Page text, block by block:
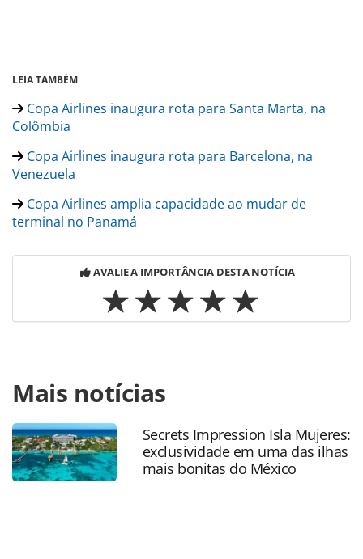
LEIA TAMBÉM
Copa Airlines inaugura rota para Santa Marta, na
Colômbia
Copa Airlines inaugura rota para Barcelona, na
Venezuela
Copa Airlines amplia capacidade ao mudar de
terminal no Panamá
AVALIE A IMPORTÂNCIA DESTA NOTÍCIA
https://www.panrotas.com.br/aviacao/empresas/2022/07/
airlines-volta-a-voar-para-boston-via-panama_190651.html
ou as ferramentas oferecidas na página. Todo o conteúdo
produzido pela PANROTAS Editora é protegido pela
legislação brasileira sobre direito autoral. Não reproduza o
conteúdo sem autorização da PANROTAS Editora
Mais notícias
Secrets Impression Isla Mujeres:
exclusividade em uma das ilhas
mais bonitas do México